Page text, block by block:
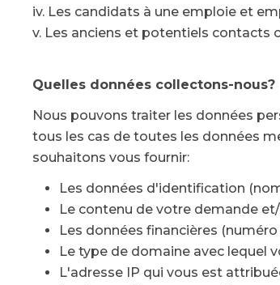
iv. Les candidats à une emploie et
v. Les anciens et potentiels contacts
Quelles données collectons-nous?
Nous pouvons traiter les données
tous les cas de toutes les données
souhaitons vous fournir:
Les données d'identification
Le contenu de votre demande
Les données financières
Le type de domaine avec lequel
L'adresse IP qui vous est